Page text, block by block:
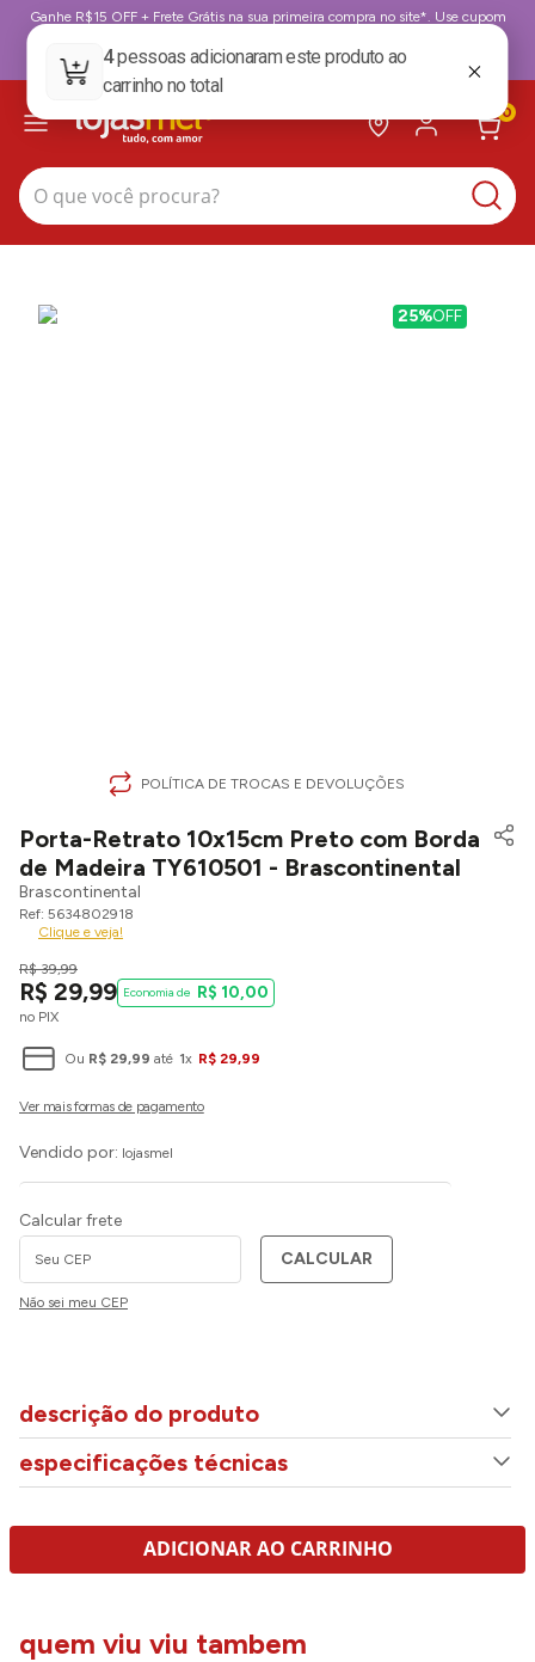
Ganhe R$15 OFF + Frete Grátis na sua primeira compra no site*. Use cupom
BoasVindas
0
O que você procura?
25%OFF
POLÍTICA DE TROCAS E DEVOLUÇÕES
Porta-Retrato 10x15cm Preto com Borda
de Madeira TY610501 - Brascontinental
Brascontinental
5634802918
Clique e veja!
R$ 39,99
R$ 29,99
no PIX
R$ 10,00
Ou R$ 29,99 até 1x R$ 29,99
Vendido por: lojasmel
Calcular frete
CALCULAR
Não sei meu CEP
descrição do produto
especificações técnicas
ADICIONAR AO CARRINHO
quem viu viu tambem